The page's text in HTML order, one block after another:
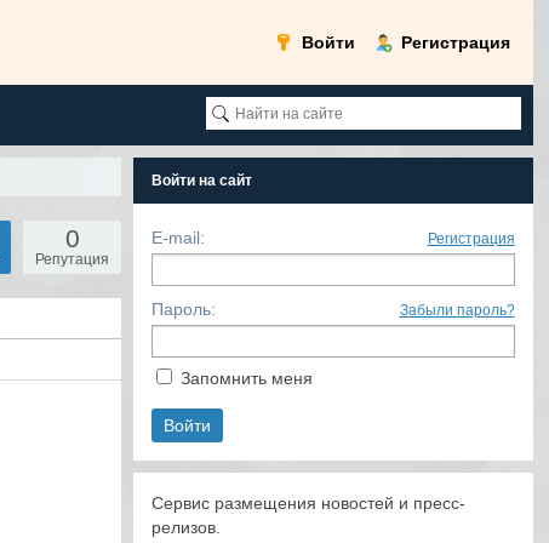
Войти Регистрация
0
Репутация
Войти на сайт
E-mail: Регистрация
Пароль: Забыли пароль?
Запомнить меня
Сервис размещения новостей и пресс-
релизов.